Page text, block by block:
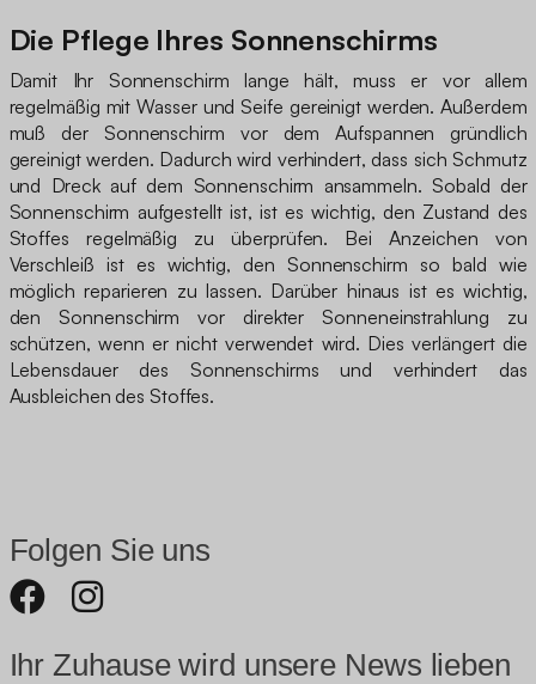
Die Pflege Ihres Sonnenschirms
Damit Ihr Sonnenschirm lange hält, muss er vor allem
regelmäßig mit Wasser und Seife gereinigt werden. Außerdem
muß der Sonnenschirm vor dem Aufspannen gründlich
gereinigt werden. Dadurch wird verhindert, dass sich Schmutz
und Dreck auf dem Sonnenschirm ansammeln. Sobald der
Sonnenschirm aufgestellt ist, ist es wichtig, den Zustand des
Stoffes regelmäßig zu überprüfen. Bei Anzeichen von
Verschleiß ist es wichtig, den Sonnenschirm so bald wie
möglich reparieren zu lassen. Darüber hinaus ist es wichtig,
den Sonnenschirm vor direkter Sonneneinstrahlung zu
schützen, wenn er nicht verwendet wird. Dies verlängert die
Lebensdauer des Sonnenschirms und verhindert das
Ausbleichen des Stoffes.
Folgen Sie uns
Ihr Zuhause wird unsere News lieben